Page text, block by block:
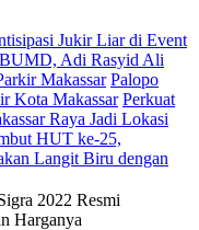
Jukir Liar di Event
Adi Rasyid Ali
Makassar Palopo
Kota Makassar Perkuat
Raya Jadi Lokasi
HUT ke-25,
Langit Biru dengan
2022 Resmi
Harganya